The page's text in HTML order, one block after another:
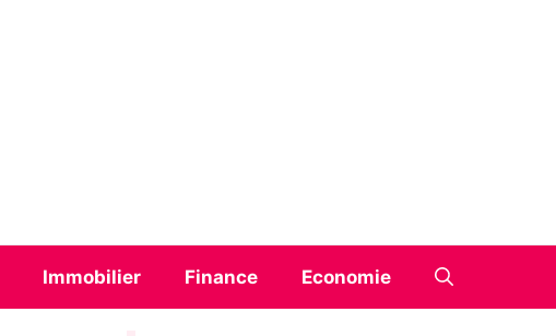
Immobilier Finance Economie